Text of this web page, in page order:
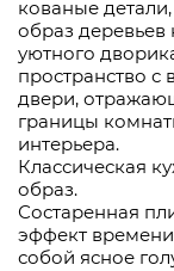
кованые
образ деревьев
уютного
пространство
двери,
границы
интерьера.
Классическая
образ.
Состаренная
эффект
собой ясное